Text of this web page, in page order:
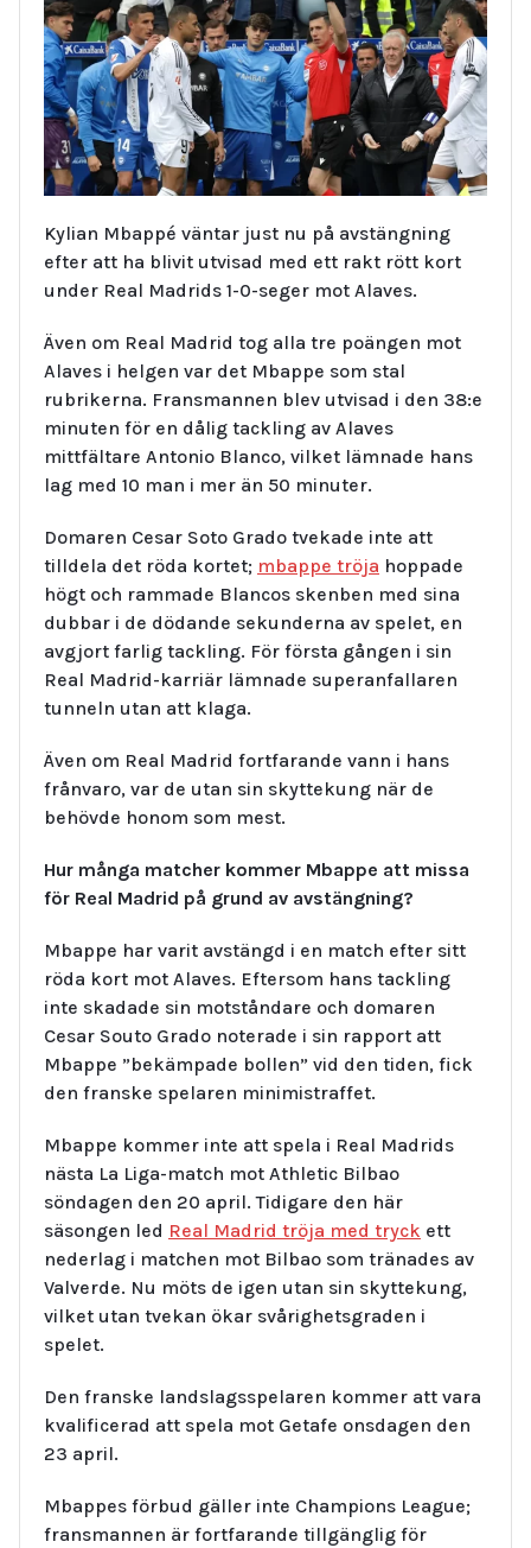
Kylian Mbappé väntar just nu på avstängning
efter att ha blivit utvisad med ett rakt rött kort
under Real Madrids 1-0-seger mot Alaves.
Även om Real Madrid tog alla tre poängen mot
Alaves i helgen var det Mbappe som stal
rubrikerna. Fransmannen blev utvisad i den 38:e
minuten för en dålig tackling av Alaves
mittfältare Antonio Blanco, vilket lämnade hans
lag med 10 man i mer än 50 minuter.
Domaren Cesar Soto Grado tvekade inte att
tilldela det röda kortet; mbappe tröja hoppade
högt och rammade Blancos skenben med sina
dubbar i de dödande sekunderna av spelet, en
avgjort farlig tackling. För första gången i sin
Real Madrid-karriär lämnade superanfallaren
tunneln utan att klaga.
Även om Real Madrid fortfarande vann i hans
frånvaro, var de utan sin skyttekung när de
behövde honom som mest.
Hur många matcher kommer Mbappe att missa
för Real Madrid på grund av avstängning?
Mbappe har varit avstängd i en match efter sitt
röda kort mot Alaves. Eftersom hans tackling
inte skadade sin motståndare och domaren
Cesar Souto Grado noterade i sin rapport att
Mbappe ”bekämpade bollen” vid den tiden, fick
den franske spelaren minimistraffet.
Mbappe kommer inte att spela i Real Madrids
nästa La Liga-match mot Athletic Bilbao
söndagen den 20 april. Tidigare den här
säsongen led Real Madrid tröja med tryck ett
nederlag i matchen mot Bilbao som tränades av
Valverde. Nu möts de igen utan sin skyttekung,
vilket utan tvekan ökar svårighetsgraden i
spelet.
Den franske landslagsspelaren kommer att vara
kvalificerad att spela mot Getafe onsdagen den
23 april.
Mbappes förbud gäller inte Champions League;
fransmannen är fortfarande tillgänglig för